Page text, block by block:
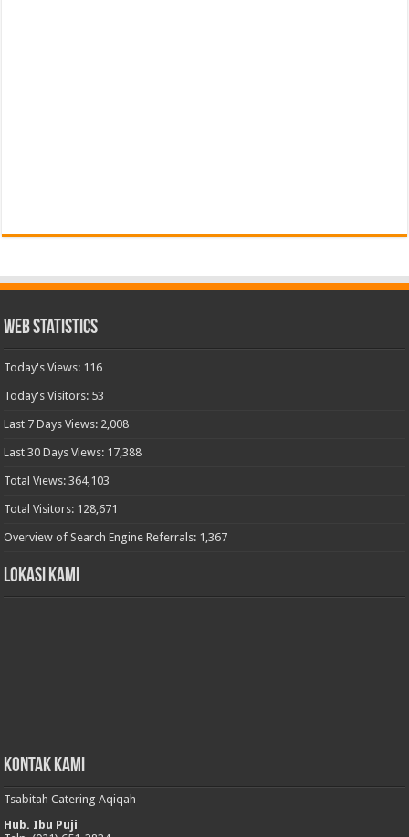
Web Statistics
Today's Views: 116
Today's Visitors: 53
Last 7 Days Views: 2,008
Last 30 Days Views: 17,388
Total Views:364,103
Total Visitors: 128,671
Overview of Search Engine Referrals: 1,367
Lokasi Kami
Kontak Kami
Tsabitah Catering Aqiqah
Hub. Ibu Puji